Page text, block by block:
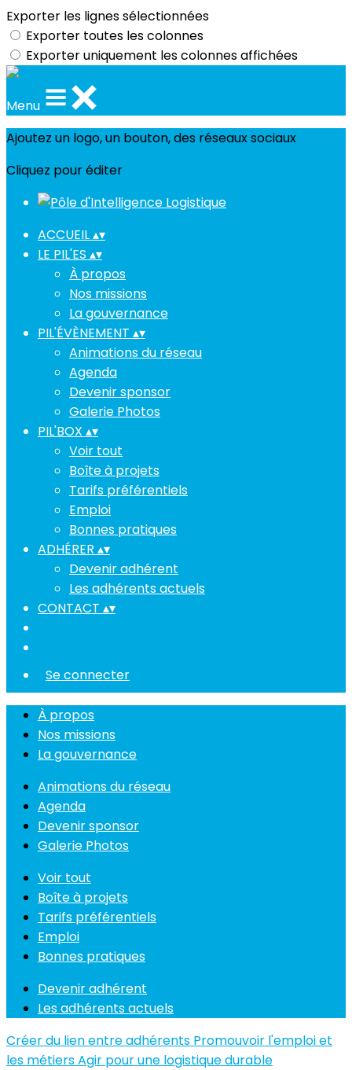
Exporter les lignes sélectionnées
Exporter toutes les colonnes
Exporter uniquement les colonnes affichées
Menu
Ajoutez un logo, un bouton, des réseaux sociaux
Cliquez pour éditer
ACCUEIL▴▾
LE PIL'ES ▴▾
À propos
Nos missions
La gouvernance
PIL'ÉVÈNEMENT ▴▾
Animations du réseau
Agenda
Devenir sponsor
Galerie Photos
PIL'BOX ▴▾
Voir tout
Boîte à projets
Tarifs préférentiels
Emploi
Bonnes pratiques
ADHÉRER ▴▾
Devenir adhérent
Les adhérents actuels
CONTACT ▴▾
Se connecter
À propos
Nos missions
La gouvernance
Animations du réseau
Agenda
Devenir sponsor
Galerie Photos
Voir tout
Boîte à projets
Tarifs préférentiels
Emploi
Bonnes pratiques
Devenir adhérent
Les adhérents actuels
Créer du lien entre adhérents Promouvoir l'emploi et
les métiersAgir pour une logistique durable